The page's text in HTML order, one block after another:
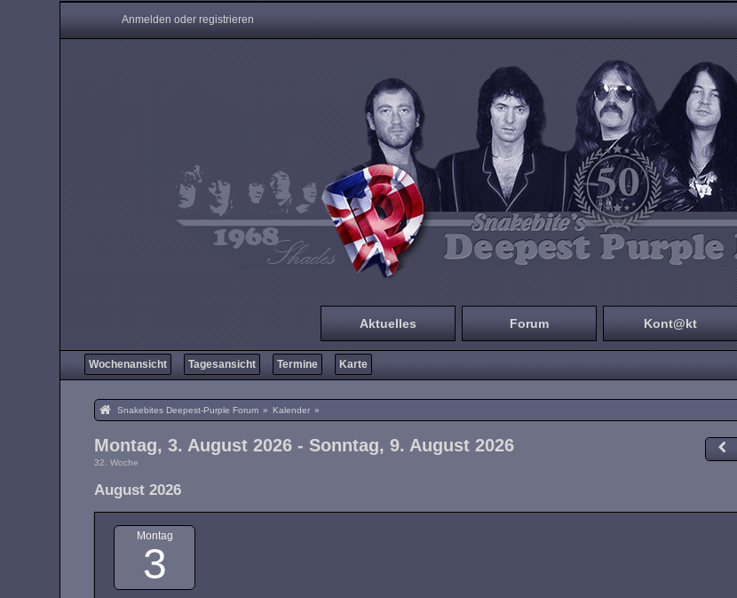
Anmelden oder registrieren
Aktuelles Forum Kont@kt
Wochenansicht Tagesansicht Termine Karte
Snakebites Deepest-Purple Forum » Kalender »
Montag, 3. August 2026 - Sonntag, 9. August 2026
32. Woche
August 2026
Montag
3